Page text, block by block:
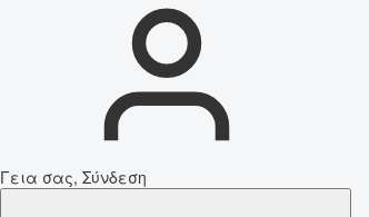
Γεια σας, Σύνδεση